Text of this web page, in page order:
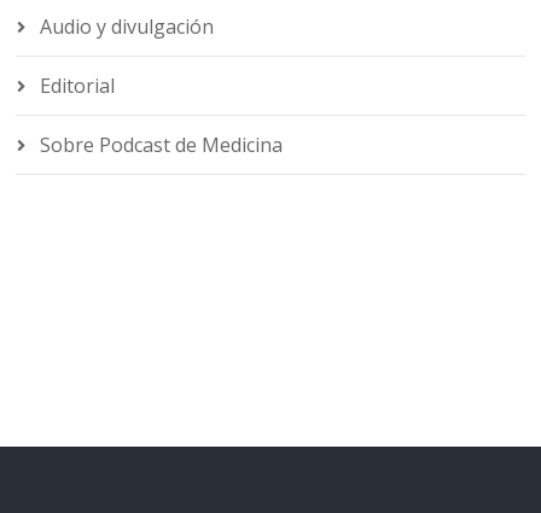
Audio y divulgación
Editorial
Sobre Podcast de Medicina